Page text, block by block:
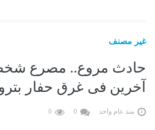
غير مصنف
آخرين فى غرق حفار
منذ عام واحد 0
0